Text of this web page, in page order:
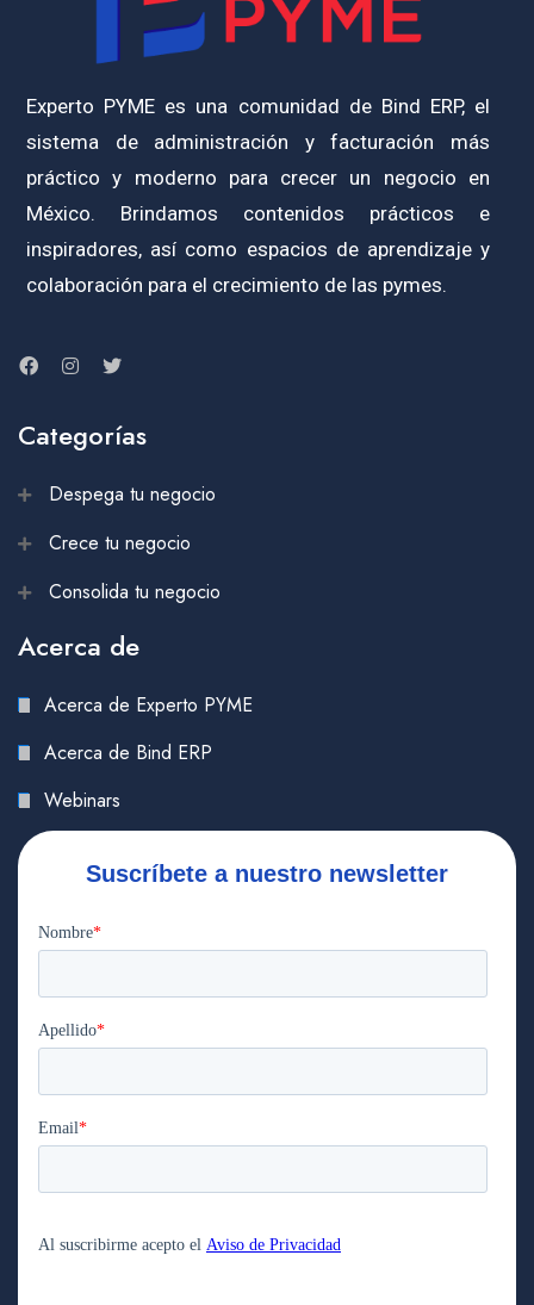
Experto PYME es una comunidad de Bind ERP, el
sistema de administración y facturación más
práctico y moderno para crecer un negocio en
México. Brindamos contenidos prácticos e
inspiradores, así como espacios de aprendizaje y
colaboración para el crecimiento de las pymes.
Categorías
Despega tu negocio
Crece tu negocio
Consolida tu negocio
Acerca de
Acerca de Experto PYME
Acerca de Bind ERP
Webinars
Suscríbete a nuestro newsletter